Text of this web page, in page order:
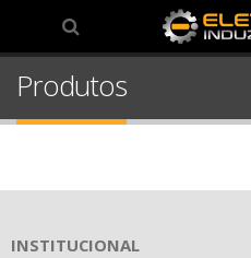
Produtos
INSTITUCIONAL